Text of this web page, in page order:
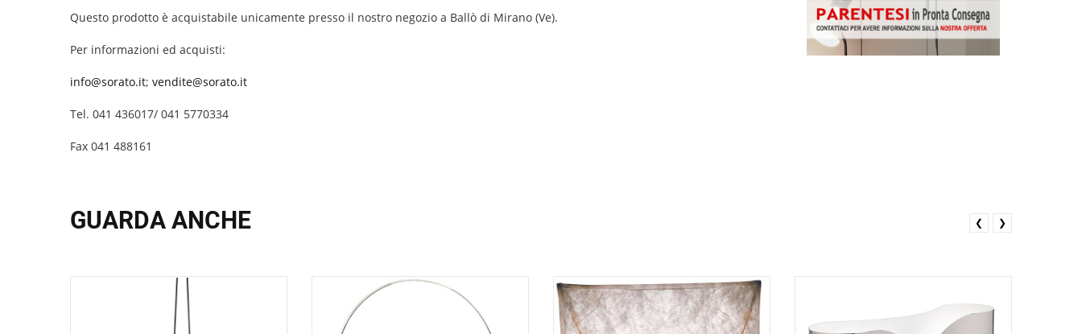
Questo prodotto è acquistabile unicamente presso il nostro negozio a Ballò di Mirano (Ve).
Per informazioni ed acquisti:
info@sorato.it; vendite@sorato.it
Tel. 041 436017/ 041 5770334
Fax 041 488161
GUARDA ANCHE ❮ ❯